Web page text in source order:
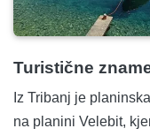
Turistične
Iz Tribanj je
na planini Velebit,